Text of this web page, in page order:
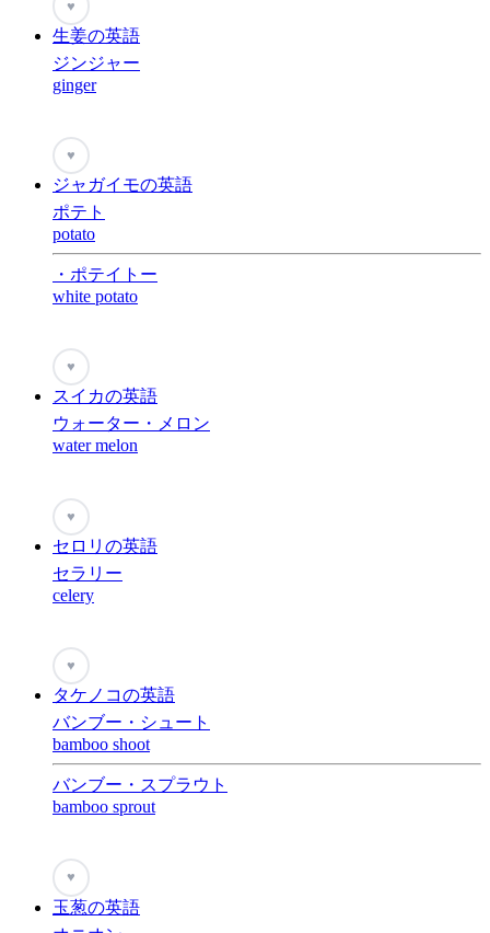
♥
生姜の英語
ジンジャー
ginger
♥
ジャガイモの英語
ポテト
potato
・ポテイトー
white potato
♥
スイカの英語
ウォーター・メロン
water melon
♥
セロリの英語
セラリー
celery
♥
タケノコの英語
バンブー・シュート
bamboo shoot
バンブー・スプラウト
bamboo sprout
♥
玉葱の英語